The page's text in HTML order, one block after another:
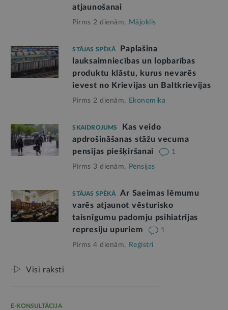
atjaunošanai
Pirms 2 dienām, Mājoklis
STĀJAS SPĒKĀ
Paplašina
lauksaimniecības un lopbarības
produktu klāstu, kurus nevarēs
ievest no Krievijas un Baltkrievijas
Pirms 2 dienām, Ekonomika
SKAIDROJUMS
Kas veido
apdrošināšanas stāžu vecuma
pensijas piešķiršanai
1
Pirms 3 dienām, Pensijas
STĀJAS SPĒKĀ
Ar Saeimas lēmumu
varēs atjaunot vēsturisko
taisnīgumu padomju psihiatrijas
represiju upuriem
1
Pirms 4 dienām, Reģistri
Visi raksti
E-KONSULTĀCIJA